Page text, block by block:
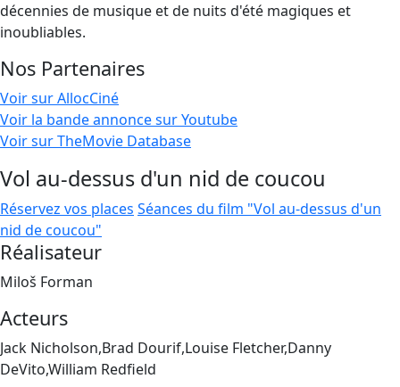
décennies de musique et de nuits d'été magiques et
inoubliables.
Nos Partenaires
Voir sur AllocCiné
Voir la bande annonce sur Youtube
Voir sur TheMovie Database
Vol au-dessus d'un nid de coucou
Réservez vos places Séances du film "Vol au-dessus d'un
nid de coucou"
Réalisateur
Miloš Forman
Acteurs
Jack Nicholson,Brad Dourif,Louise Fletcher,Danny
DeVito,William Redfield